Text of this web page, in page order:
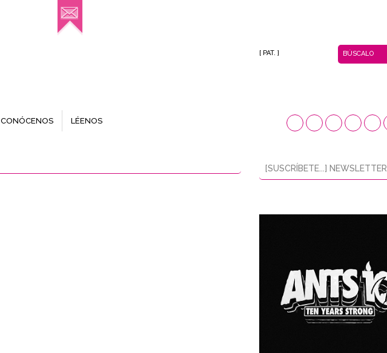
[ PAT. ]
CONÓCENOS LÉENOS
[SUSCRÍBETE...] NEWSLETTER